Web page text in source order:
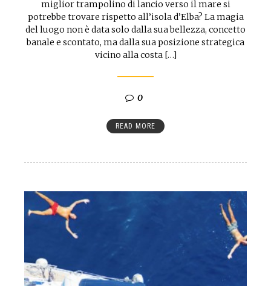
miglior trampolino di lancio verso il mare si
potrebbe trovare rispetto all’isola d’Elba? La magia
del luogo non è data solo dalla sua bellezza, concetto
banale e scontato, ma dalla sua posizione strategica
vicino alla costa […]
0
READ MORE